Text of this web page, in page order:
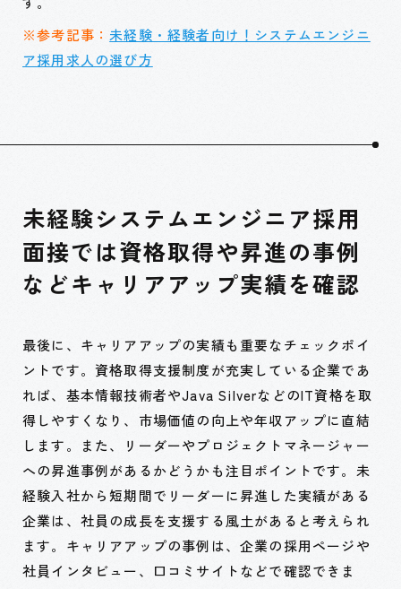
※参考記事：未経験・経験者向け！システムエンジニ
ア採用求人の選び方
未経験システムエンジニア採用
面接では資格取得や昇進の事例
などキャリアアップ実績を確認
最後に、キャリアアップの実績も重要なチェックポイ
ントです。資格取得支援制度が充実している企業であ
れば、基本情報技術者やJava SilverなどのIT資格を取
得しやすくなり、市場価値の向上や年収アップに直結
します。また、リーダーやプロジェクトマネージャー
への昇進事例があるかどうかも注目ポイントです。未
経験入社から短期間でリーダーに昇進した実績がある
企業は、社員の成長を支援する風土があると考えられ
ます。キャリアアップの事例は、企業の採用ページや
社員インタビュー、口コミサイトなどで確認できま